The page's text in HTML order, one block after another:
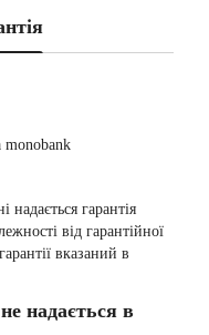
monobank
гарантія
від гарантійної
вказаний в
надається в